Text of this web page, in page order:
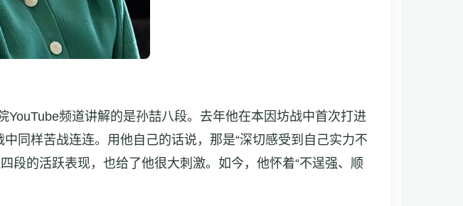
YouTube频道讲解的是孙喆八段。去年他在本因坊战中首次打进
同样苦战连连。用他自己的话说，那是“深切感受到自己实力不
段的活跃表现，也给了他很大刺激。如今，他怀着“不逞强、顺